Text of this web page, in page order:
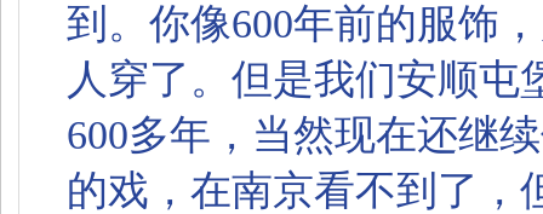
到。你像600年前的服饰
人穿了。但是我们安顺
600多年，当然现在还继
的戏，在南京看不到了，